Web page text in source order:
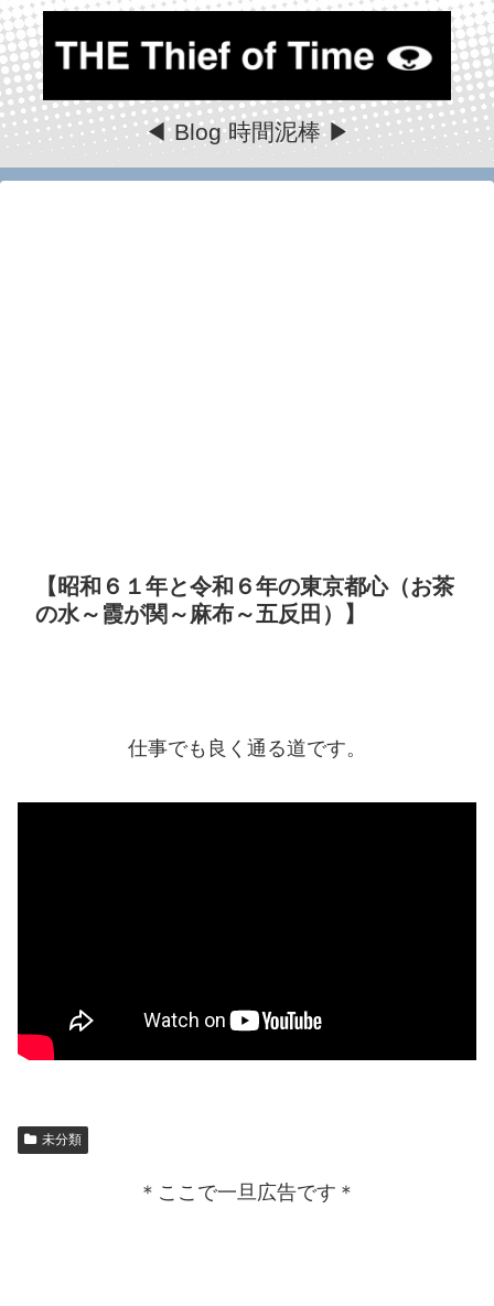
◀ Blog 時間泥棒 ▶
【昭和６１年と令和６年の東京都心（お茶
の水～霞が関～麻布～五反田）】
仕事でも良く通る道です。
未分類
＊ここで一旦広告です＊